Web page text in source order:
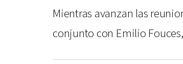
Mientras avanzan las
conjunto con Emilio